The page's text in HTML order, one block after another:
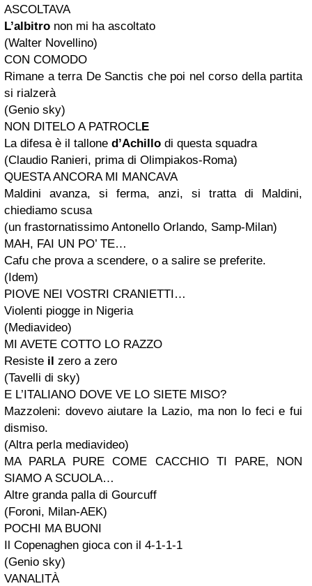
ASCOLTAVA
L’albitro non mi ha ascoltato
(Walter Novellino)
CON COMODO
Rimane a terra De Sanctis che poi nel corso della partita
si rialzerà
(Genio sky)
NON DITELO A PATROCLE
La difesa è il tallone d’Achillo di questa squadra
(Claudio Ranieri, prima di Olimpiakos-Roma)
QUESTA ANCORA MI MANCAVA
Maldini avanza, si ferma, anzi, si tratta di Maldini,
chiediamo scusa
(un frastornatissimo Antonello Orlando, Samp-Milan)
MAH, FAI UN PO’ TE…
Cafu che prova a scendere, o a salire se preferite.
(Idem)
PIOVE NEI VOSTRI CRANIETTI…
Violenti piogge in Nigeria
(Mediavideo)
MI AVETE COTTO LO RAZZO
Resiste il zero a zero
(Tavelli di sky)
E L’ITALIANO DOVE VE LO SIETE MISO?
Mazzoleni: dovevo aiutare la Lazio, ma non lo feci e fui
dismiso.
(Altra perla mediavideo)
MA PARLA PURE COME CACCHIO TI PARE, NON
SIAMO A SCUOLA…
Altre granda palla di Gourcuff
(Foroni, Milan-AEK)
POCHI MA BUONI
Il Copenaghen gioca con il 4-1-1-1
(Genio sky)
VANALITÀ